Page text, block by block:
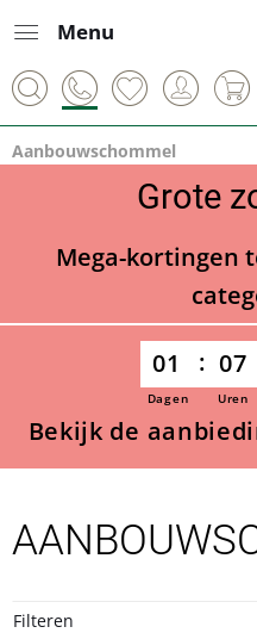
Menu
Aanbouwschommel
Grote
Mega-kortingen
01 07
Dagen Uren
Bekijk de
Filteren